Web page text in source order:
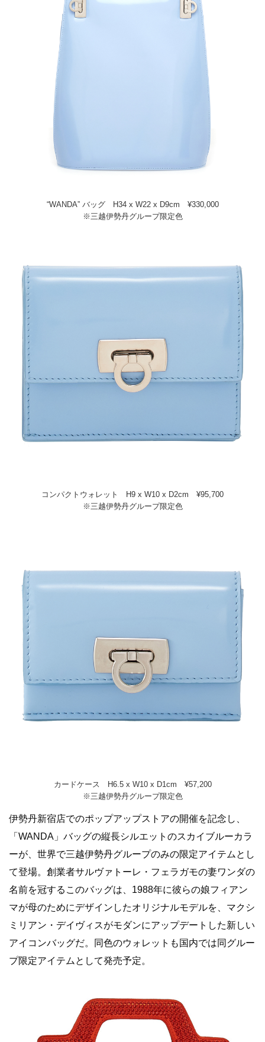
“WANDA” バッグ H34 x W22 x D9cm ¥330,000
※三越伊勢丹グループ限定色
コンパクトウォレット H9 x W10 x D2cm ¥95,700
※三越伊勢丹グループ限定色
カードケース H6.5 x W10 x D1cm ¥57,200
※三越伊勢丹グループ限定色
伊勢丹新宿店でのポップアップストアの開催を記念し、
「WANDA」バッグの縦長シルエットのスカイブルーカラ
ーが、世界で三越伊勢丹グループのみの限定アイテムとし
て登場。創業者サルヴァトーレ・フェラガモの妻ワンダの
名前を冠するこのバッグは、1988年に彼らの娘フィアン
マが母のためにデザインしたオリジナルモデルを、マクシ
ミリアン・デイヴィスがモダンにアップデートした新しい
アイコンバッグだ。同色のウォレットも国内では同グルー
プ限定アイテムとして発売予定。